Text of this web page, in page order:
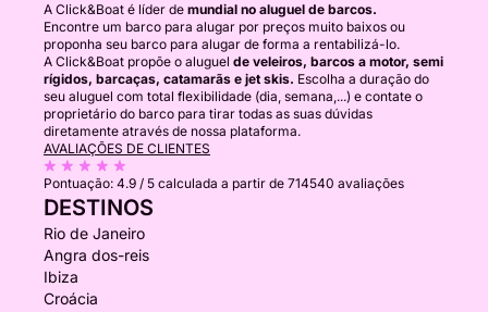
A Click&Boat é líder de mundial no aluguel de barcos.
Encontre um barco para alugar por preços muito baixos ou
proponha seu barco para alugar de forma a rentabilizá-lo.
A Click&Boat propõe o aluguel de veleiros, barcos a motor, semi
rígidos, barcaças, catamarãs e jet skis. Escolha a duração do
seu aluguel com total flexibilidade (dia, semana,...) e contate o
proprietário do barco para tirar todas as suas dúvidas
diretamente através de nossa plataforma.
AVALIAÇÕES DE CLIENTES
Pontuação: 4.9 / 5 calculada a partir de 714540 avaliações
DESTINOS
Rio de Janeiro
Angra dos-reis
Ibiza
Croácia